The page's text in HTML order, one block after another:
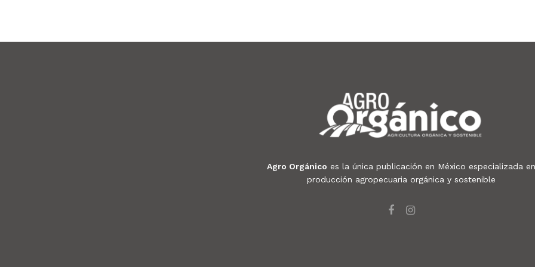
Agro Orgánico es la única publicación en México especializada en
producción agropecuaria orgánica y sostenible